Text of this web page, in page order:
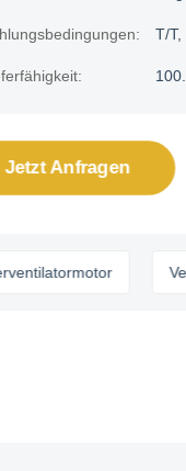
T/T,
Jetzt Anfragen